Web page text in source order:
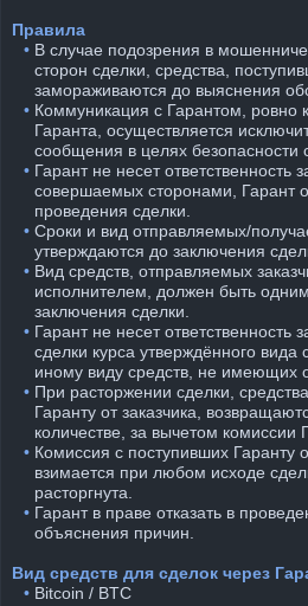
Правила
⠀• В случае подозрения в
сторон сделки, средства,
замораживаются до выяснения
⠀• Коммуникация с Гарантом, ровно
Гаранта, осуществляется
сообщения в целях безопасности
⠀• Гарант не несет ответственность
совершаемых сторонами, Гарант
проведения сделки.
⠀• Сроки и вид отправляемых/
утверждаются до заключения
⠀• Вид средств, отправляемых
исполнителем, должен быть
заключения сделки.
⠀• Гарант не несет ответственность
сделки курса утверждённого
иному виду средств, не имеющих
⠀• При расторжении сделки,
Гаранту от заказчика,
количестве, за вычетом комиссии
⠀• Комиссия с поступивших Гаранту
взимается при любом исходе
расторгнута.
⠀• Гарант в праве отказать в
объяснения причин.
Вид средств для сделок через
⠀• Bitcoin / BTC